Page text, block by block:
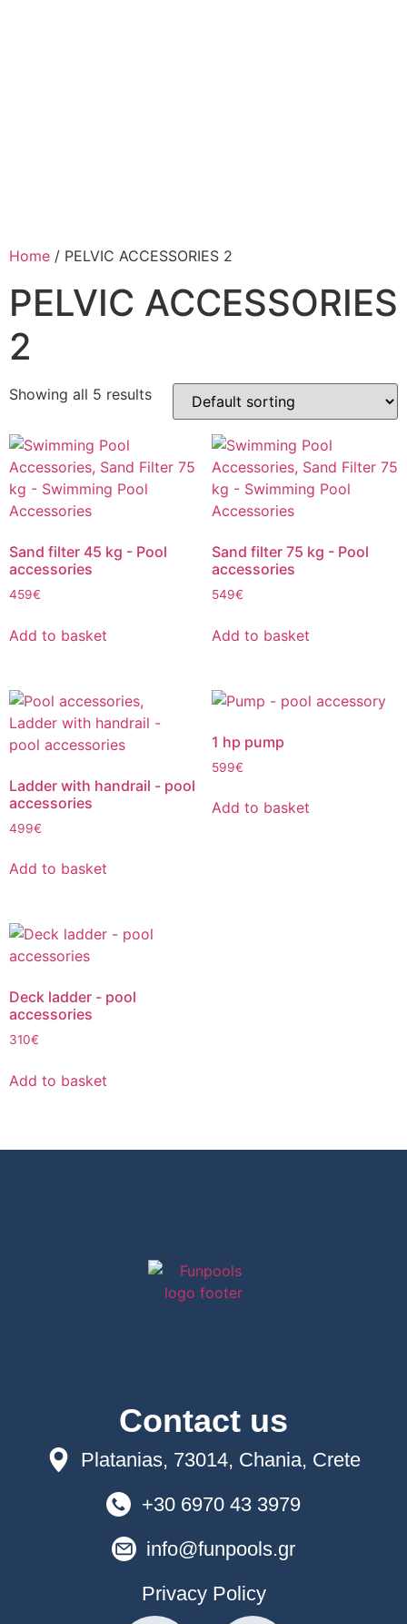
Home / PELVIC ACCESSORIES 2
PELVIC ACCESSORIES
2
Showing all 5 results
Sand filter 45 kg - Pool
accessories
459€
Add to basket
Sand filter 75 kg - Pool
accessories
549€
Add to basket
Ladder with handrail - pool
accessories
499€
Add to basket
1 hp pump
599€
Add to basket
Deck ladder - pool
accessories
310€
Add to basket
Contact us
Platanias, 73014, Chania, Crete
+30 6970 43 3979
info@funpools.gr
Privacy Policy